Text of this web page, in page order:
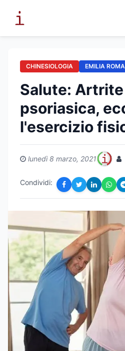
CHINESIOLOGIA EMILIA
Salute: Artrite
psoriasica,
l'esercizio
lunedì 8 marzo, 2021
Condividi: